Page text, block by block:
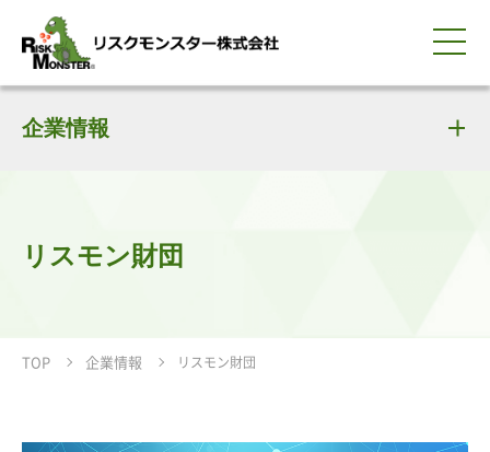
サービス紹介
選ばれる理由
知る・学ぶ
導入事例
企業情報
採用情報
IR情報
お問い合わせ
0120-259-440
企業情報
リスモン財団
TOP 企業情報 リスモン財団